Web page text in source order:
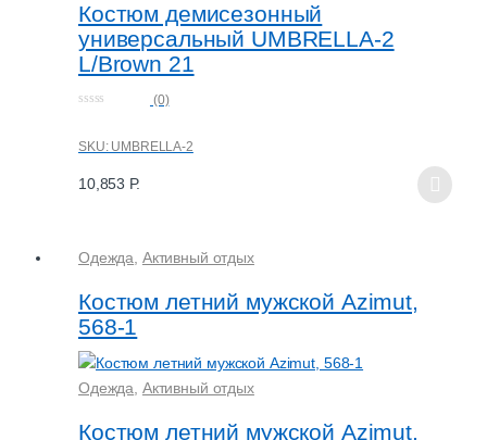
Костюм демисезонный
универсальный UMBRELLA-2
L/Brown 21
u
t
f
(0)
SKU: UMBRELLA-2
10,853 Р.
Одежда Активный отдых
Костюм летний мужской Azimut,
568-1
Одежда Активный отдых
Костюм летний мужской Azimut,